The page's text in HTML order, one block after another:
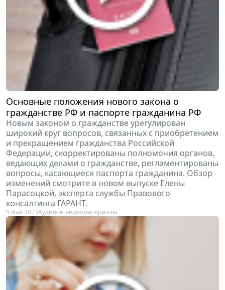
Основные положения нового закона о
гражданстве РФ и паспорте гражданина РФ
Новым законом о гражданстве урегулирован
широкий круг вопросов, связанных с приобретением
и прекращением гражданства Российской
Федерации, скорректированы полномочия органов,
ведающих делами о гражданстве, регламентированы
вопросы, касающиеся паспорта гражданина. Обзор
изменений смотрите в новом выпуске Елены
Парасоцкой, эксперта службы Правового
консалтинга ГАРАНТ.
5 мая 2023Аудио- и видеоматериалы